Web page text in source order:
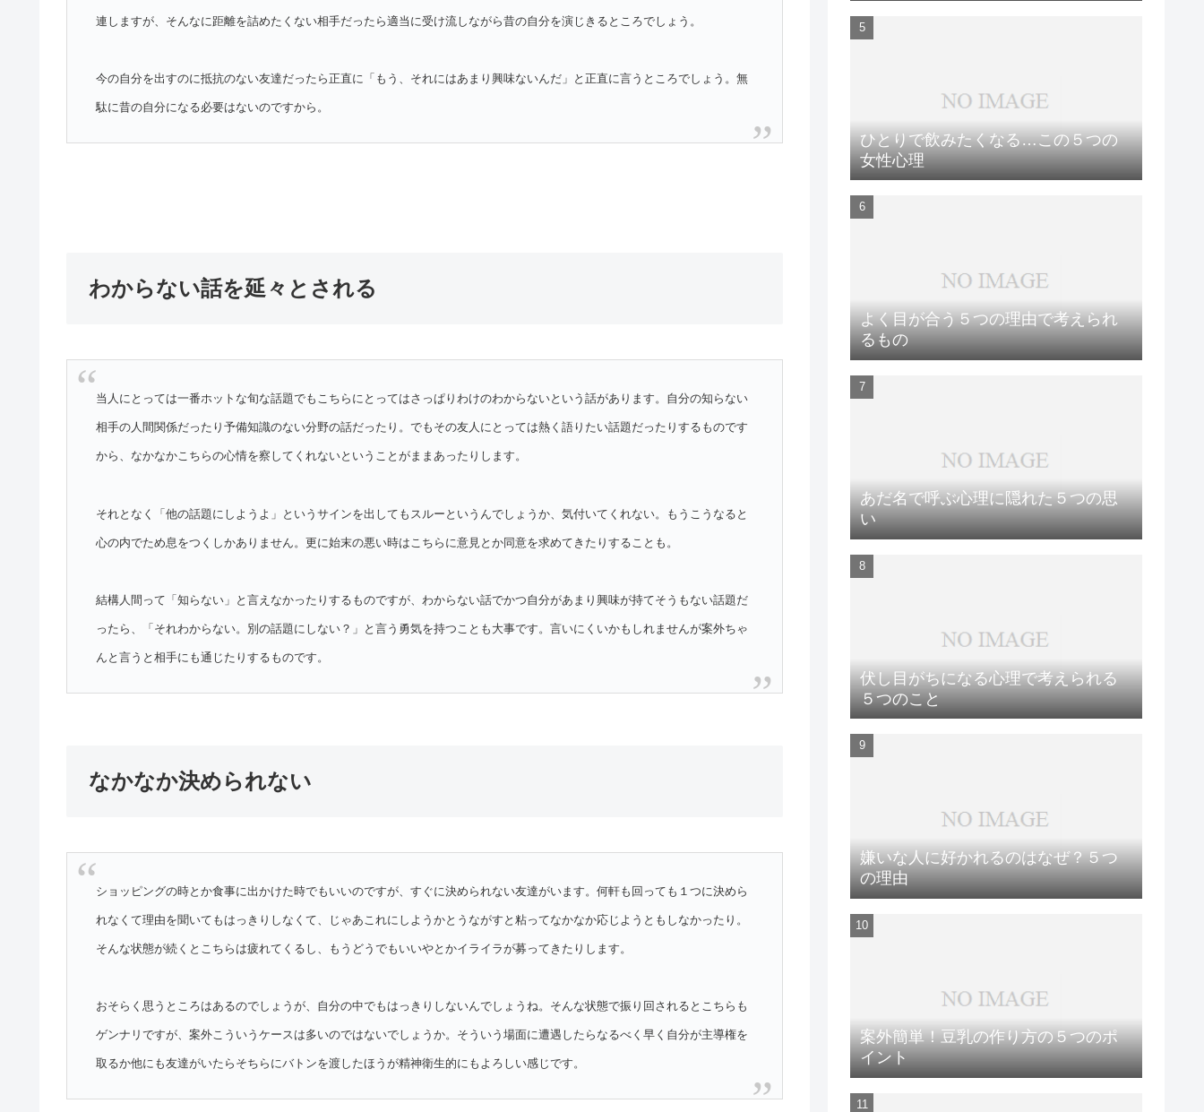
連しますが、そんなに距離を詰めたくない相手だったら適当に受け流しながら昔の自分を演じきるところでしょう。
今の自分を出すのに抵抗のない友達だったら正直に「もう、それにはあまり興味ないんだ」と正直に言うところでしょう。無
駄に昔の自分になる必要はないのですから。
わからない話を延々とされる
当人にとっては一番ホットな旬な話題でもこちらにとってはさっぱりわけのわからないという話があります。自分の知らない
相手の人間関係だったり予備知識のない分野の話だったり。でもその友人にとっては熱く語りたい話題だったりするものです
から、なかなかこちらの心情を察してくれないということがままあったりします。
それとなく「他の話題にしようよ」というサインを出してもスルーというんでしょうか、気付いてくれない。もうこうなると
心の内でため息をつくしかありません。更に始末の悪い時はこちらに意見とか同意を求めてきたりすることも。
結構人間って「知らない」と言えなかったりするものですが、わからない話でかつ自分があまり興味が持てそうもない話題だ
ったら、「それわからない。別の話題にしない？」と言う勇気を持つことも大事です。言いにくいかもしれませんが案外ちゃ
んと言うと相手にも通じたりするものです。
なかなか決められない
ショッピングの時とか食事に出かけた時でもいいのですが、すぐに決められない友達がいます。何軒も回っても１つに決めら
れなくて理由を聞いてもはっきりしなくて、じゃあこれにしようかとうながすと粘ってなかなか応じようともしなかったり。
そんな状態が続くとこちらは疲れてくるし、もうどうでもいいやとかイライラが募ってきたりします。
おそらく思うところはあるのでしょうが、自分の中でもはっきりしないんでしょうね。そんな状態で振り回されるとこちらも
ゲンナリですが、案外こういうケースは多いのではないでしょうか。そういう場面に遭遇したらなるべく早く自分が主導権を
取るか他にも友達がいたらそちらにバトンを渡したほうが精神衛生的にもよろしい感じです。
ひとりで飲みたくなる…この５つの
女性心理
よく目が合う５つの理由で考えられ
るもの
あだ名で呼ぶ心理に隠れた５つの思
い
伏し目がちになる心理で考えられる
５つのこと
嫌いな人に好かれるのはなぜ？５つ
の理由
案外簡単！豆乳の作り方の５つのポ
イント